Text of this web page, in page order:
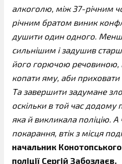
алкоголю, між 37-річним
річним братом виник
душити один одного.
сильнішим і задушив
його горючою речовиною,
копати яму, аби приховати
Та завершити задумане
оскільки в той час додому
яка й викликала поліцію. А
покарання, втік з місця
начальник
поліції Сергій Забозлаєв.